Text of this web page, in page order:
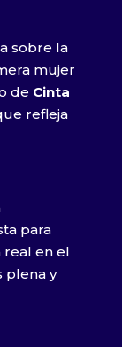
sobre la
mujer
de Cinta
refleja
para
real en el
plena y